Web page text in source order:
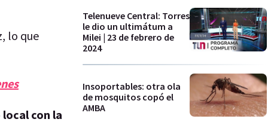
lo que
con la
Telenueve Central: Torres
le dio un ultimátum a
Milei | 23 de febrero de
2024
Insoportables: otra ola
de mosquitos copó el
AMBA